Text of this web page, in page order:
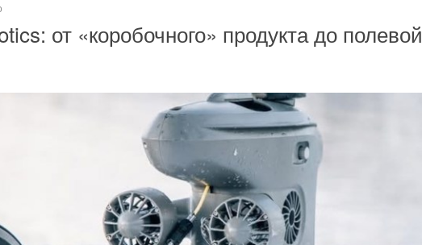
от «коробочного» продукта до полевой